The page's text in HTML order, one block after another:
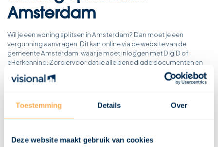
Toestemming Details Over
Deze website maakt gebruik van cookies
Amsterdam
Wil je een woning splitsen in Amsterdam? Dan moet je een
vergunning aanvragen. Dit kan online via de website van de
gemeente Amsterdam, waar je moet inloggen met DigiD of
eHerkenning. Zorg ervoor dat je alle benodigde documenten en
informatie bij de hand hebt voor een vlotte afhandeling van je
aanvraag. Wanneer de aanvraag volledig is hoor je in 8 weken wat
Conclusie
investering zijn, maar het is van essentieel belang om op de